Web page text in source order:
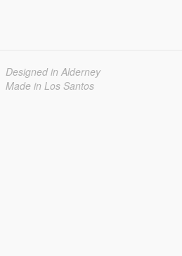
Designed in Alderney
Made in Los Santos